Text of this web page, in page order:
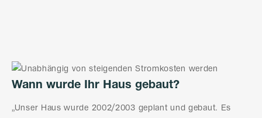
Wann wurde Ihr Haus gebaut?
„Unser Haus wurde 2002/2003 geplant und gebaut. Es